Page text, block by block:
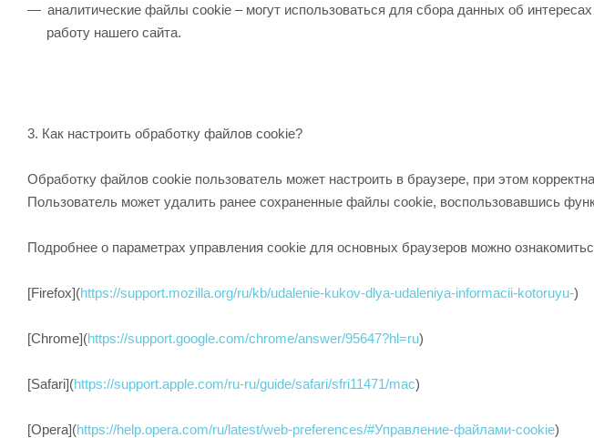
аналитические файлы сookie – могут использоваться для сбора данных об
работу нашего сайта.
3. Как настроить обработку файлов сookie?
Обработку файлов cookie пользователь может настроить в браузере, при этом
Пользователь может удалить ранее сохраненные файлы сookie, воспользовавшись
Подробнее о параметрах управления cookie для основных браузеров можно
[Firefox](https://support.mozilla.org/ru/kb/udalenie-kukov-dlya-udaleniya-informacii-kotoruyu-)
[Chrome](https://support.google.com/chrome/answer/95647?hl=ru)
[Safari](https://support.apple.com/ru-ru/guide/safari/sfri11471/mac)
[Opera](https://help.opera.com/ru/latest/web-preferences/#Управление-файлами-cookie)